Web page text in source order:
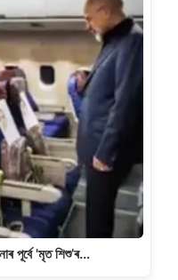
পূৰ্বে 'মৃত শিশু’ৰ…